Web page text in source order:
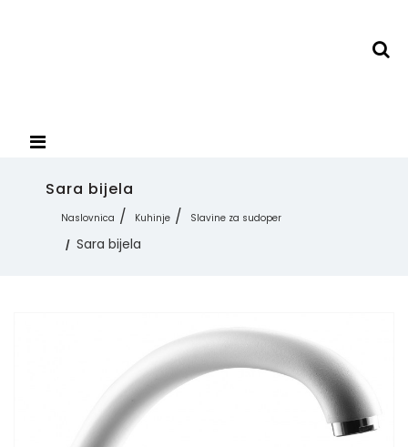
Sara bijela
Naslovnica Kuhinje Slavine za sudoper
Sara bijela